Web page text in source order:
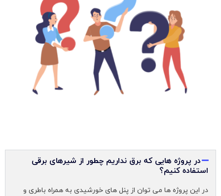
در پروژه هایی که برق نداریم چطور از شیرهای برقی
استفاده کنیم؟
در این پروژه ها می توان از پنل های خورشیدی به همراه باطری و